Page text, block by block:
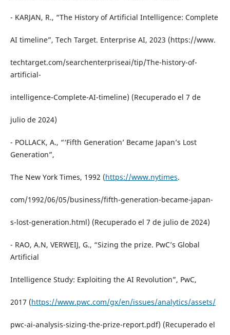
- KARJAN, R., “The History of Artificial Intelligence: Complete
AI timeline”, Tech Target. Enterprise AI, 2023 (https://www.
techtarget.com/searchenterpriseai/tip/The-history-of-
artificial-
intelligence-Complete-AI-timeline) (Recuperado el 7 de
julio de 2024)
- POLLACK, A., “‘Fifth Generation’ Became Japan’s Lost
Generation”,
The New York Times, 1992 (https://www.nytimes.
com/1992/06/05/business/fifth-generation-became-japan-
s-lost-generation.html) (Recuperado el 7 de julio de 2024)
- RAO, A.N, VERWEIJ, G., “Sizing the prize. PwC’s Global
Artificial
Intelligence Study: Exploiting the AI Revolution”, PwC,
2017 (https://www.pwc.com/gx/en/issues/analytics/assets/
pwc-ai-analysis-sizing-the-prize-report.pdf) (Recuperado el